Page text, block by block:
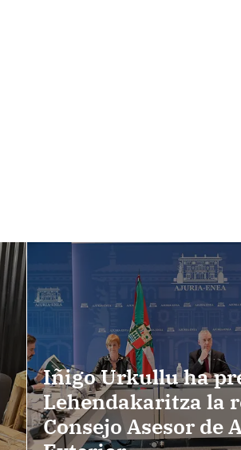
Iñigo Urkullu ha
Lehendakaritza la
Consejo Asesor de